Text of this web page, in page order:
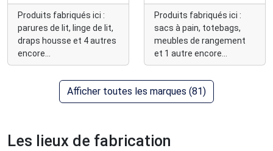
Produits fabriqués ici :
parures de lit, linge de lit,
draps housse et 4 autres
encore...
rangements pour le
quotidien.
Produits fabriqués ici :
sacs à pain, totebags,
meubles de rangement
et 1 autre encore...
Afficher toutes les marques (81)
Les lieux de fabrication